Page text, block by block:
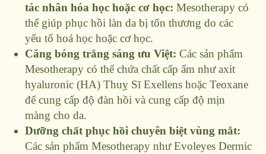
tác nhân hóa học hoặc cơ học:Mesotherapy có
thể giúp phục hồi làn da bị tổn thương do các
yếu tố hoá học hoặc cơ học.
Căng bóng trắng sáng ưu Việt: Các sản phẩm
Mesotherapy có thể chứa chất cấp ẩm như axit
hyaluronic (HA) Thuỵ Sĩ Exellens hoặc Teoxane
để cung cấp độ đàn hồi và cung cấp độ mịn
màng cho da.
Dưỡng chất phục hồi chuyên biệt vùng mắt:
Các sản phẩm Mesotherapy như Evoleyes Dermic